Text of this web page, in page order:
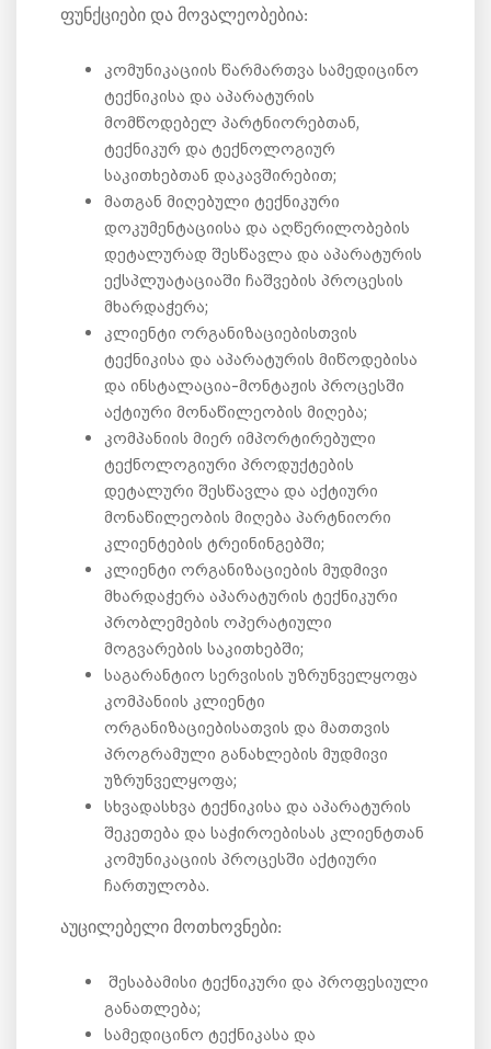
ფუნქციები და მოვალეობებია:
კომუნიკაციის წარმართვა სამედიცინო
ტექნიკისა და აპარატურის
მომწოდებელ პარტნიორებთან,
ტექნიკურ და ტექნოლოგიურ
საკითხებთან დაკავშირებით;
მათგან მიღებული ტექნიკური
დოკუმენტაციისა და აღწერილობების
დეტალურად შესწავლა და აპარატურის
ექსპლუატაციაში ჩაშვების პროცესის
მხარდაჭერა;
კლიენტი ორგანიზაციებისთვის
ტექნიკისა და აპარატურის მიწოდებისა
და ინსტალაცია-მონტაჟის პროცესში
აქტიური მონაწილეობის მიღება;
კომპანიის მიერ იმპორტირებული
ტექნოლოგიური პროდუქტების
დეტალური შესწავლა და აქტიური
მონაწილეობის მიღება პარტნიორი
კლიენტების ტრეინინგებში;
კლიენტი ორგანიზაციების მუდმივი
მხარდაჭერა აპარატურის ტექნიკური
პრობლემების ოპერატიული
მოგვარების საკითხებში;
საგარანტიო სერვისის უზრუნველყოფა
კომპანიის კლიენტი
ორგანიზაციებისათვის და მათთვის
პროგრამული განახლების მუდმივი
უზრუნველყოფა;
სხვადასხვა ტექნიკისა და აპარატურის
შეკეთება და საჭიროებისას კლიენტთან
კომუნიკაციის პროცესში აქტიური
ჩართულობა.
აუცილებელი მოთხოვნები:
შესაბამისი ტექნიკური და პროფესიული
განათლება;
სამედიცინო ტექნიკასა და